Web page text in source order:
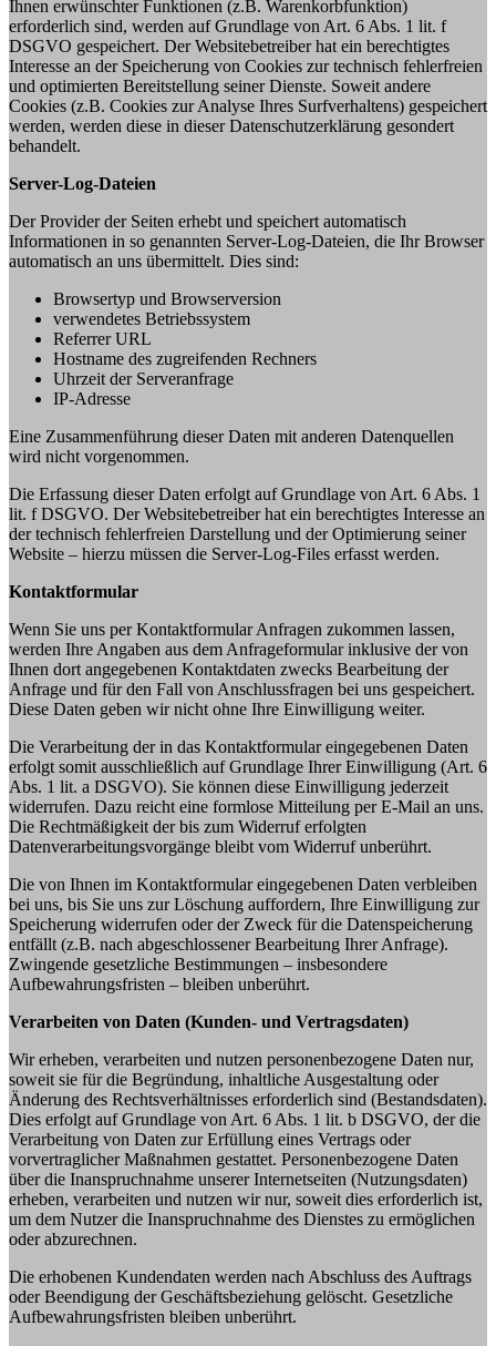
Ihnen erwünschter Funktionen (z.B. Warenkorbfunktion)
erforderlich sind, werden auf Grundlage von Art. 6 Abs. 1 lit. f
DSGVO gespeichert. Der Websitebetreiber hat ein berechtigtes
Interesse an der Speicherung von Cookies zur technisch fehlerfreien
und optimierten Bereitstellung seiner Dienste. Soweit andere
Cookies (z.B. Cookies zur Analyse Ihres Surfverhaltens) gespeichert
werden, werden diese in dieser Datenschutzerklärung gesondert
behandelt.
Server-Log-Dateien
Der Provider der Seiten erhebt und speichert automatisch
Informationen in so genannten Server-Log-Dateien, die Ihr Browser
automatisch an uns übermittelt. Dies sind:
Browsertyp und Browserversion
verwendetes Betriebssystem
Referrer URL
Hostname des zugreifenden Rechners
Uhrzeit der Serveranfrage
IP-Adresse
Eine Zusammenführung dieser Daten mit anderen Datenquellen
wird nicht vorgenommen.
Die Erfassung dieser Daten erfolgt auf Grundlage von Art. 6 Abs. 1
lit. f DSGVO. Der Websitebetreiber hat ein berechtigtes Interesse an
der technisch fehlerfreien Darstellung und der Optimierung seiner
Website – hierzu müssen die Server-Log-Files erfasst werden.
Kontaktformular
Wenn Sie uns per Kontaktformular Anfragen zukommen lassen,
werden Ihre Angaben aus dem Anfrageformular inklusive der von
Ihnen dort angegebenen Kontaktdaten zwecks Bearbeitung der
Anfrage und für den Fall von Anschlussfragen bei uns gespeichert.
Diese Daten geben wir nicht ohne Ihre Einwilligung weiter.
Die Verarbeitung der in das Kontaktformular eingegebenen Daten
erfolgt somit ausschließlich auf Grundlage Ihrer Einwilligung (Art. 6
Abs. 1 lit. a DSGVO). Sie können diese Einwilligung jederzeit
widerrufen. Dazu reicht eine formlose Mitteilung per E-Mail an uns.
Die Rechtmäßigkeit der bis zum Widerruf erfolgten
Datenverarbeitungsvorgänge bleibt vom Widerruf unberührt.
Die von Ihnen im Kontaktformular eingegebenen Daten verbleiben
bei uns, bis Sie uns zur Löschung auffordern, Ihre Einwilligung zur
Speicherung widerrufen oder der Zweck für die Datenspeicherung
entfällt (z.B. nach abgeschlossener Bearbeitung Ihrer Anfrage).
Zwingende gesetzliche Bestimmungen – insbesondere
Aufbewahrungsfristen – bleiben unberührt.
Verarbeiten von Daten (Kunden- und Vertragsdaten)
Wir erheben, verarbeiten und nutzen personenbezogene Daten nur,
soweit sie für die Begründung, inhaltliche Ausgestaltung oder
Änderung des Rechtsverhältnisses erforderlich sind (Bestandsdaten).
Dies erfolgt auf Grundlage von Art. 6 Abs. 1 lit. b DSGVO, der die
Verarbeitung von Daten zur Erfüllung eines Vertrags oder
vorvertraglicher Maßnahmen gestattet. Personenbezogene Daten
über die Inanspruchnahme unserer Internetseiten (Nutzungsdaten)
erheben, verarbeiten und nutzen wir nur, soweit dies erforderlich ist,
um dem Nutzer die Inanspruchnahme des Dienstes zu ermöglichen
oder abzurechnen.
Die erhobenen Kundendaten werden nach Abschluss des Auftrags
oder Beendigung der Geschäftsbeziehung gelöscht. Gesetzliche
Aufbewahrungsfristen bleiben unberührt.